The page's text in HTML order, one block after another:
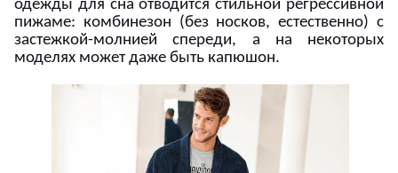
одежды для сна отводится стильной регрессивной
пижаме: комбинезон (без носков, естественно) с
застежкой-молнией спереди, а на некоторых
моделях может даже быть капюшон.